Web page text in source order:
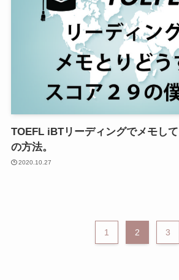
TOEFL iBTリーディングでメモし
の方法。
2020.10.27
1 2 3